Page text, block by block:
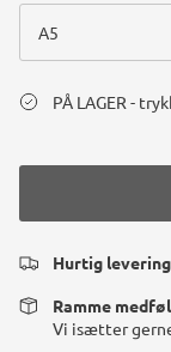
A5
PÅ LAGER -
Hurtig
Ramme
Vi isætter